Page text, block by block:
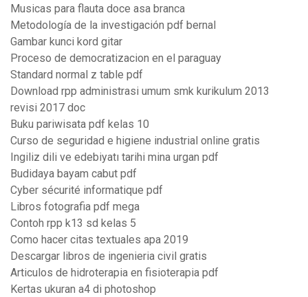
Musicas para flauta doce asa branca
Metodología de la investigación pdf bernal
Gambar kunci kord gitar
Proceso de democratizacion en el paraguay
Standard normal z table pdf
Download rpp administrasi umum smk kurikulum 2013
revisi 2017 doc
Buku pariwisata pdf kelas 10
Curso de seguridad e higiene industrial online gratis
Ingiliz dili ve edebiyatı tarihi mina urgan pdf
Budidaya bayam cabut pdf
Cyber sécurité informatique pdf
Libros fotografia pdf mega
Contoh rpp k13 sd kelas 5
Como hacer citas textuales apa 2019
Descargar libros de ingenieria civil gratis
Articulos de hidroterapia en fisioterapia pdf
Kertas ukuran a4 di photoshop